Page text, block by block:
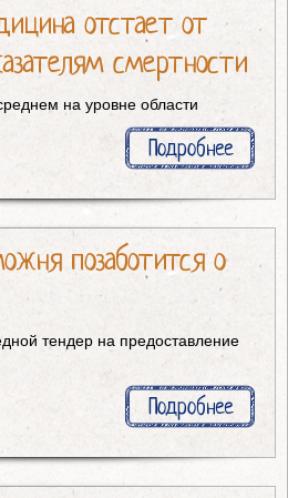
отстает от
смертности
на уровне области
Подробнее
позаботится о
тендер на предоставление
Подробнее